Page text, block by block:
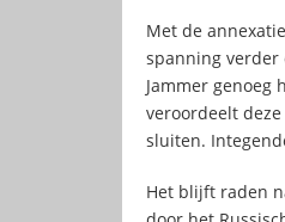
Met de
spanning verder
Jammer genoeg
veroordeelt
sluiten.
Het blijft raden